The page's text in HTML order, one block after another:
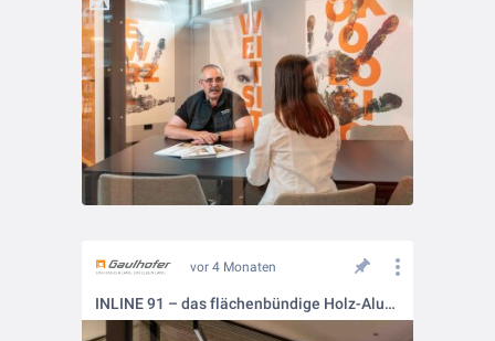
vor 4 Monaten
INLINE 91 – das flächenbündige Holz-Alu-Fenster